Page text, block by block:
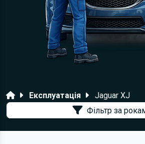
ГоловнаЕксплуатація
Jaguar XJ
Фільтр за